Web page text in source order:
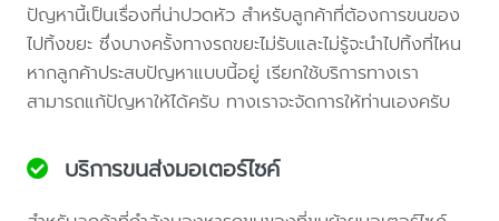
ปัญหานี้เป็นเรื่องที่น่าปวดหัว สำหรับลูกค้าที่ต้องการขนของ
ไปทิ้งขยะ ซึ่งบางครั้งทางรถขยะไม่รับและไม่รู้จะนำไปทิ้งที่ไหน
หากลูกค้าประสบปัญหาแบบนี้อยู่ เรียกใช้บริการทางเรา
สามารถแก้ปัญหาให้ได้ครับ ทางเราจะจัดการให้ท่านเองครับ
บริการขนส่งมอเตอร์ไซค์